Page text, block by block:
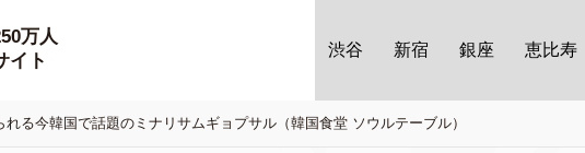
万人
イト
渋谷 新宿 銀座 恵比寿
れる今韓国で話題のミナリサムギョプサル（韓国食堂 ソウルテーブル）